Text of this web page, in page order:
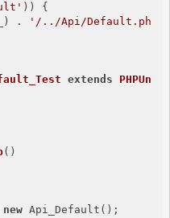
)) {
) .
'/../Api/Default.ph
extends
PHPUn
()
new Api_Default();